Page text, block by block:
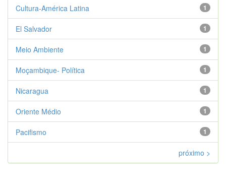
1
Cultura-América Latina
1
El Salvador
1
Meio Ambiente
1
Moçambique- Política
1
Nicaragua
1
Oriente Médio
1
Pacifismo
próximo >